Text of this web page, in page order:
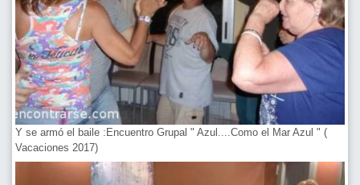
Y se armó el baile :Encuentro Grupal " Azul....Como el Mar Azul " (
Vacaciones 2017)